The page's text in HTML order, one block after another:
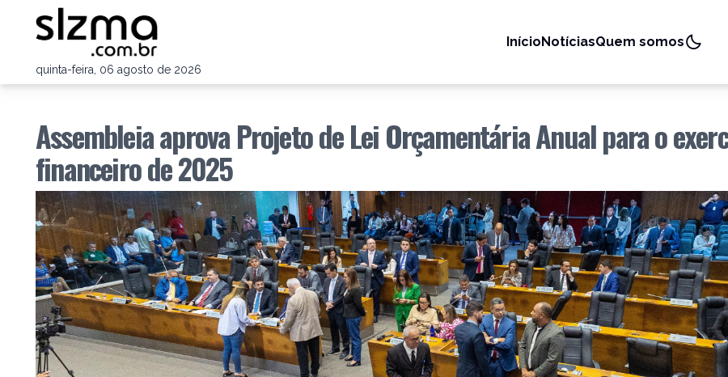
quinta-feira, 06 agosto de 2026
InícioNotíciasQuem somos
Assembleia aprova Projeto de Lei Orçamentária Anual para o
financeiro de 2025